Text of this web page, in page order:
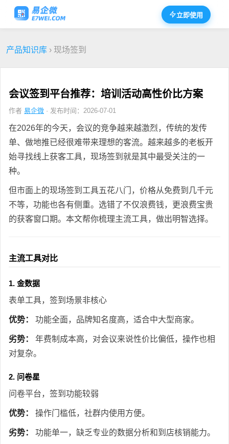
立即使用
产品知识库 › 现场签到
会议签到平台推荐：培训活动高性价比方案
作者 易企微 · 发布时间：2026-07-01
在2026年的今天，会议的竞争越来越激烈，传统的发传
单、做地推已经很难带来理想的客流。越来越多的老板开
始寻找线上获客工具，现场签到就是其中最受关注的一
种。
但市面上的现场签到工具五花八门，价格从免费到几千元
不等，功能也各有侧重。选错了不仅浪费钱，更浪费宝贵
的获客窗口期。本文帮你梳理主流工具，做出明智选择。
主流工具对比
1. 金数据
表单工具，签到场景非核心
优势： 功能全面，品牌知名度高，适合中大型商家。
劣势：
年费制成本高，对会议来说性价比偏低，操作也相
对复杂。
2. 问卷星
问卷平台，签到功能较弱
优势： 操作门槛低，社群内使用方便。
劣势： 功能单一，缺乏专业的数据分析和到店核销能力。